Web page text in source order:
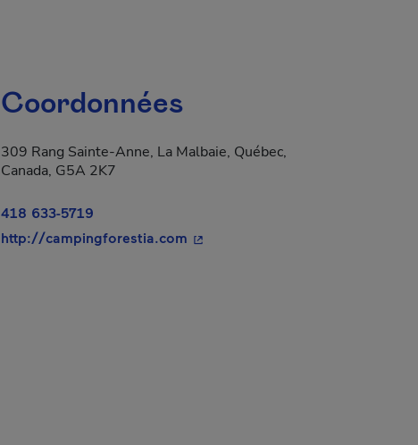
Coordonnées
309 Rang Sainte-Anne, La Malbaie, Québec,
Canada, G5A 2K7
418 633-5719
http://campingforestia.com - Cet hyperlien s'ouvrira dans